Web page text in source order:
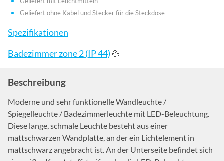
Geliefert ohne Kabel und Stecker für die Steckdose
Spezifikationen
Badezimmer zone 2 (IP 44) 💦
Beschreibung
Moderne und sehr funktionelle Wandleuchte /
Spiegelleuchte / Badezimmerleuchte mit LED-Beleuchtung.
Diese lange, schmale Leuchte besteht aus einer
mattschwarzen Wandplatte, an der ein Lichtelement in
mattschwarz angebracht ist. An der Unterseite befindet sich